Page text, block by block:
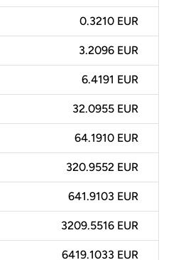
0.3210 EUR
3.2096 EUR
6.4191 EUR
32.0955 EUR
64.1910 EUR
320.9552 EUR
641.9103 EUR
3209.5516 EUR
6419.1033 EUR